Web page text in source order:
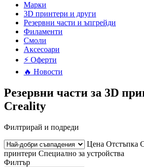
Mарки
3D принтери и други
Резервни части и ъпгрейди
Филаменти
Смоли
Аксесоари
⚡ Оферти
🔥 Новости
Резервни части за 3D
Creality
Филтрирай и подреди
Цена Отстъпка
принтери Специално за устройства
Филтър